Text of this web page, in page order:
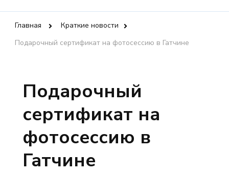
Главная
Краткие новости
Подарочный сертификат на фотосессию в Гатчине
Подарочный
сертификат на
фотосессию в
Гатчине